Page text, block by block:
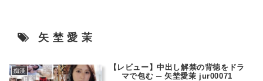
矢埜愛茉
痴漢
【レビュー】中出し解禁の背徳をドラ
マで包む ─ 矢埜愛茉 jur00071